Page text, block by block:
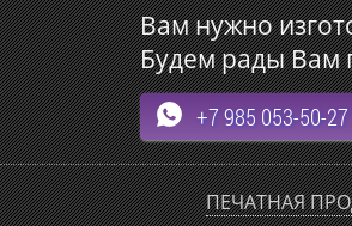
Вам нужно
Будем рады Вам
+7 985 053-50-27
ПЕЧАТНАЯ